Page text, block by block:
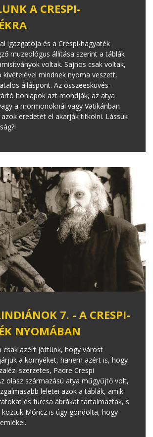
A CRESPI-
igazgatója és a Crespi-hagyaték
muzeológus állítása szerint a táblák
voltak. Sajnos csak voltak,
kivételével mindnek nyoma veszett,
álláspont. Az összeesküvés-
honlapok azt mondják, az atya
a mormonoknál vagy Vatikánban
eredetét el akarják titkolni. Lássuk
7. - A CRESPI-
NYOMÁBAN
csak azért jöttünk, hogy várost
a környéket, hanem azért is, hogy
szerzetes, Padre Crespi
olasz származású atya műgyűjtő volt,
leletei azok a táblák, amik
és furcsa ábrákat tartalmaztak, s
Móricz is úgy gondolta, hogy